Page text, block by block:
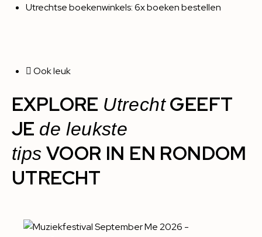
Utrechtse boekenwinkels: 6x boeken bestellen
Ook leuk
EXPLORE UtrechtGEEFT
JE de leukste
tips VOOR IN EN RONDOM
UTRECHT